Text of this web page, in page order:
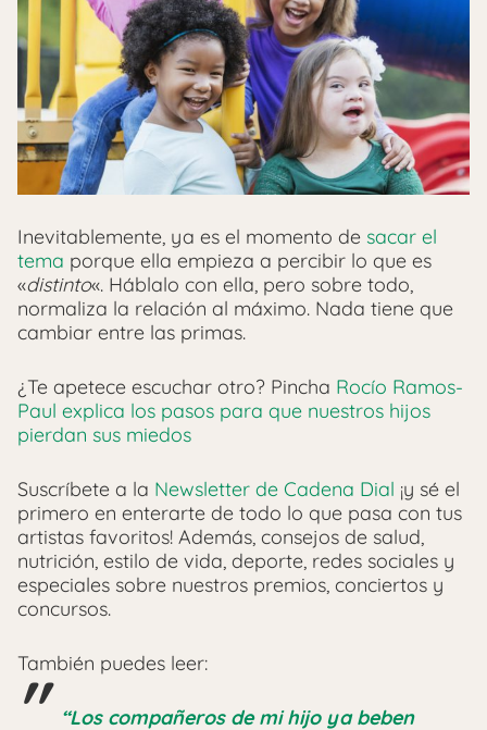
Inevitablemente, ya es el momento de sacar el
tema porque ella empieza a percibir lo que es
«distinto«. Háblalo con ella, pero sobre todo,
normaliza la relación al máximo. Nada tiene que
cambiar entre las primas.
¿Te apetece escuchar otro? Pincha Rocío Ramos-
Paul explica los pasos para que nuestros hijos
pierdan sus miedos
Suscríbete a la Newsletter de Cadena Dial ¡y sé el
primero en enterarte de todo lo que pasa con tus
artistas favoritos! Además, consejos de salud,
nutrición, estilo de vida, deporte, redes sociales y
especiales sobre nuestros premios, conciertos y
concursos.
También puedes leer:
“Los compañeros de mi hijo ya beben